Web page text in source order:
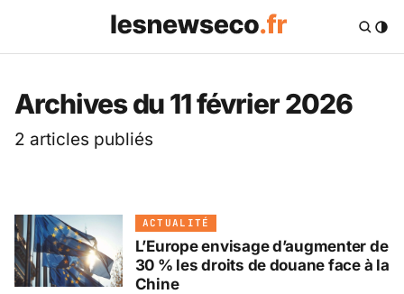
Les News Eco .fr —
Archives du 11 février 2026
2 articles publiés
ACTUALITÉ
L’Europe envisage d’augmenter de
30 % les droits de douane face à la
Chine